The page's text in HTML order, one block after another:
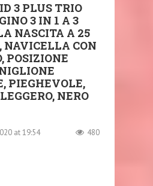
3 PLUS TRIO
3 IN 1 A 3
NASCITA A 25
NAVICELLA CON
POSIZIONE
PIEGHEVOLE,
NERO
at 19:54 480